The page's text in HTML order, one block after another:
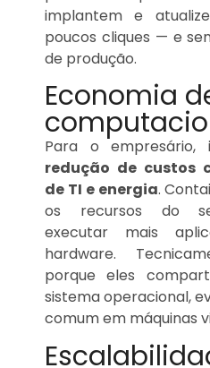
implantem e
poucos cliques — e
de produção.
Economia
Para o
redução de custos
de TI e energia.
os recursos do
executar mais
hardware.
porque eles
sistema operacional,
comum em máquinas